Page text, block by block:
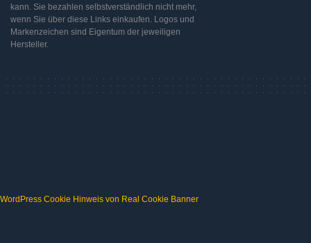
kann. Sie bezahlen selbstverständlich nicht mehr,
wenn Sie über diese Links einkaufen. Logos und
Markenzeichen sind Eigentum der jeweiligen
Hersteller.
WordPress Cookie Hinweis von Real Cookie Banner